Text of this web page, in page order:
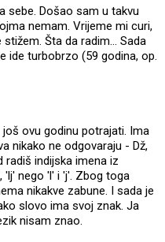
sebe. Došao sam u takvu
nemam. Vrijeme mi curi,
Šta da radim... Sada
ide turbobrzo (59 godina, op.
ovu godinu potrajati. Ima
nikako ne odgovaraju - Dž,
radiš indijska imena iz
'lj' nego 'l' i 'j'. Zbog toga
nikakve zabune. I sada je
slovo ima svoj znak. Ja
nisam znao.